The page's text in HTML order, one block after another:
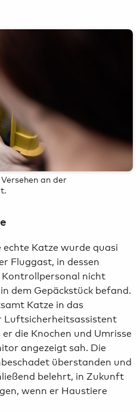
an der
Katze wurde quasi
Fluggast, in dessen
Kontrollpersonal nicht
dem Gepäckstück befand.
Katze in das
Luftsicherheitsassistent
die Knochen und Umrisse
angezeigt sah. Die
überstanden und
belehrt, in Zukunft
wenn er Haustiere